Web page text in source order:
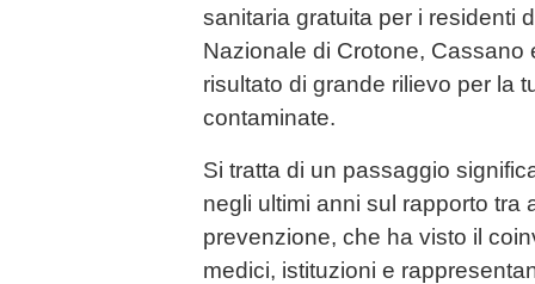
sanitaria gratuita per i residenti
Nazionale di Crotone,
risultato di grande rilievo per la
contaminate.
Si tratta di un passaggio
negli ultimi anni sul rapporto tra
prevenzione, che ha visto il
medici, istituzioni e